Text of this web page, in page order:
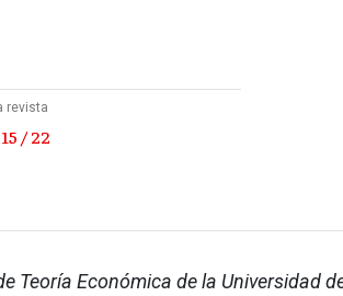
revista
/ 22
Teoría Económica de la Universidad